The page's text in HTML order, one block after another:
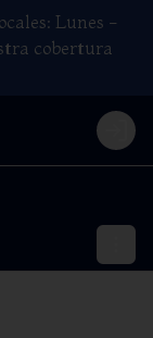
Lunes -
cobertura
Login